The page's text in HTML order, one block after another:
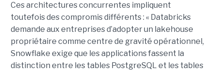
Ces architectures concurrentes impliquent
toutefois des compromis différents : « Databricks
demande aux entreprises d’adopter un lakehouse
propriétaire comme centre de gravité opérationnel,
Snowflake exige que les applications fassent la
distinction entre les tables PostgreSQL et les tables